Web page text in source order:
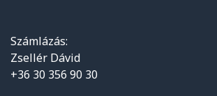
Számlázás:
Zsellér Dávid
+36 30 356 90 30